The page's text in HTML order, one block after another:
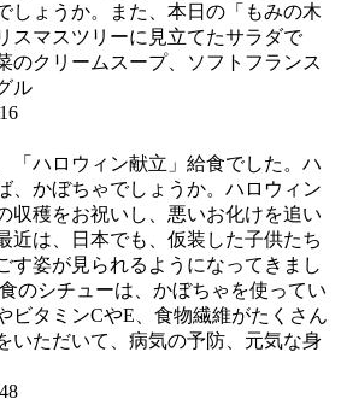
しょうか。また、本日の「もみの木
スマスツリーに見立てたサラダで
のクリームスープ、ソフトフランス
ル
「ハロウィン献立」給食でした。ハ
、かぼちゃでしょうか。ハロウィン
収穫をお祝いし、悪いお化けを追い
近は、日本でも、仮装した子供たち
す姿が見られるようになってきまし
シチューは、かぼちゃを使ってい
ビタミンCやE、食物繊維がたくさん
いただいて、病気の予防、元気な身